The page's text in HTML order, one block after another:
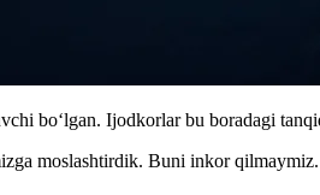
boʻlgan. Ijodkorlar bu boradagi
moslashtirdik. Buni inkor